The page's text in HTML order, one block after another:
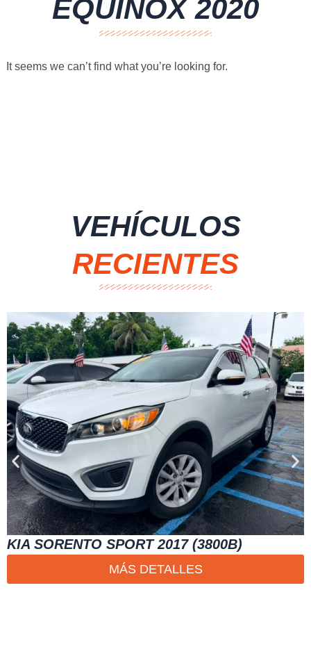
EQUINOX 2020
It seems we can’t find what you’re looking for.
VEHÍCULOS
RECIENTES
KIA SORENTO SPORT 2017 (3800B)
MÁS DETALLES